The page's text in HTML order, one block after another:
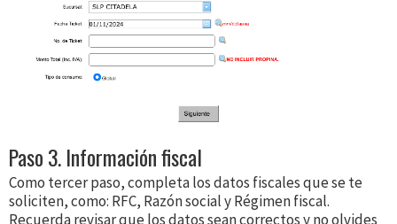
Paso 3. Información fiscal
Como tercer paso, completa los datos fiscales que se te
soliciten, como: RFC, Razón social y Régimen fiscal.
Recuerda revisar que los datos sean correctos y no olvides